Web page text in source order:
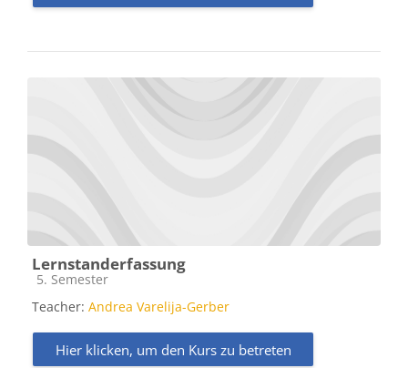
Lernstanderfassung
Kursbereich
5. Semester
Teacher: Andrea Varelija-Gerber
Hier klicken, um den Kurs zu betreten